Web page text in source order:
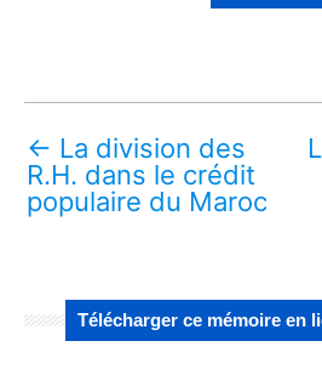
← La division des
R.H. dans le crédit
populaire du Maroc
Télécharger ce mémoire en